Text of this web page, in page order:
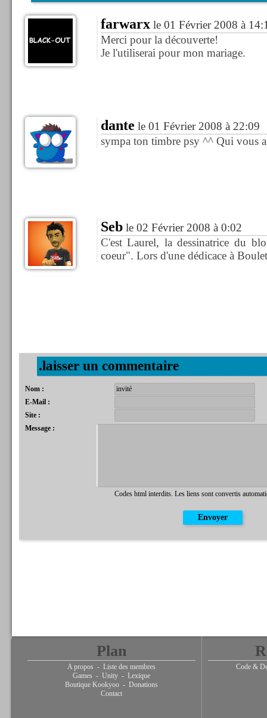
farwarxle 01 Février 2008 à
Merci pour la découverte!
Je l'utiliserai pour mon mariage.
dante le 01 Février 2008 à 22:09
sympa ton timbre psy ^^ Qui vous a
Seble 02 Février 2008 à 0:02
C'est Laurel, la dessinatrice du
coeur". Lors d'une dédicace à
.laisser un commentaire
Nom :
E-Mail :
Site :
Message :
Codes html interdits. Les liens sont convertis
Plan
A propos - Liste des membres
Games - Unity - Lexique
Boutique Kookyoo - Donations
Contact
Code &